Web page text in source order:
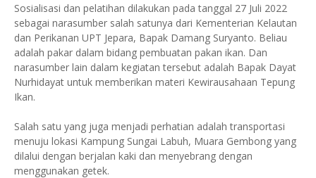
Sosialisasi dan pelatihan dilakukan pada tanggal 27 Juli 2022
sebagai narasumber salah satunya dari Kementerian Kelautan
dan Perikanan UPT Jepara, Bapak Damang Suryanto. Beliau
adalah pakar dalam bidang pembuatan pakan ikan. Dan
narasumber lain dalam kegiatan tersebut adalah Bapak Dayat
Nurhidayat untuk memberikan materi Kewirausahaan Tepung
Ikan.
Salah satu yang juga menjadi perhatian adalah transportasi
menuju lokasi Kampung Sungai Labuh, Muara Gembong yang
dilalui dengan berjalan kaki dan menyebrang dengan
menggunakan getek.